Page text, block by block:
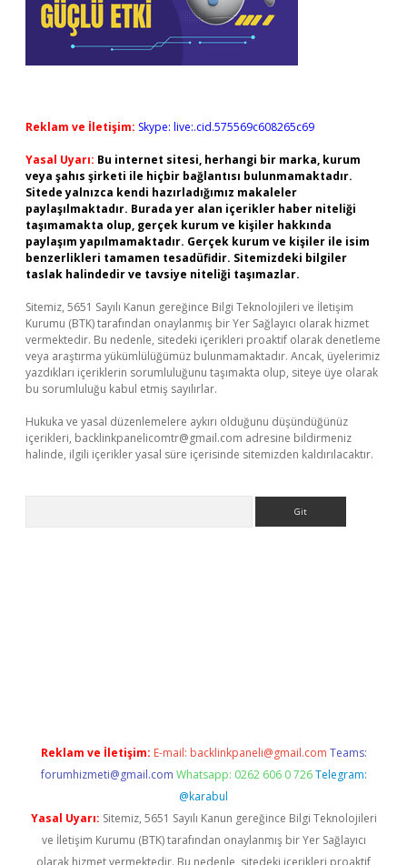
Reklam ve İletişim: Skype: live:.cid.575569c608265c69
Yasal Uyarı: Bu internet sitesi, herhangi bir marka, kurum
veya şahıs şirketi ile hiçbir bağlantısı bulunmamaktadır.
Sitede yalnızca kendi hazırladığımız makaleler
paylaşılmaktadır. Burada yer alan içerikler haber niteliği
taşımamakta olup, gerçek kurum ve kişiler hakkında
paylaşım yapılmamaktadır. Gerçek kurum ve kişiler ile isim
benzerlikleri tamamen tesadüfidir. Sitemizdeki bilgiler
taslak halindedir ve tavsiye niteliği taşımazlar.
Sitemiz, 5651 Sayılı Kanun gereğince Bilgi Teknolojileri ve İletişim
Kurumu (BTK) tarafından onaylanmış bir Yer Sağlayıcı olarak hizmet
vermektedir. Bu nedenle, sitedeki içerikleri proaktif olarak denetleme
veya araştırma yükümlülüğümüz bulunmamaktadır. Ancak, üyelerimiz
yazdıkları içeriklerin sorumluluğunu taşımakta olup, siteye üye olarak
bu sorumluluğu kabul etmiş sayılırlar.
Hukuka ve yasal düzenlemelere aykırı olduğunu düşündüğünüz
içerikleri, backlinkpanelicomtr@gmail.com adresine bildirmeniz
halinde, ilgili içerikler yasal süre içerisinde sitemizden kaldırılacaktır.
Reklam ve İletişim: E-mail: backlinkpaneli@gmail.com Teams:
forumhizmeti@gmail.com Whatsapp: 0262 606 0 726 Telegram:
@karabul
Yasal Uyarı: Sitemiz, 5651 Sayılı Kanun gereğince Bilgi Teknolojileri
ve İletişim Kurumu (BTK) tarafından onaylanmış bir Yer Sağlayıcı
olarak hizmet vermektedir. Bu nedenle, sitedeki içerikleri proaktif